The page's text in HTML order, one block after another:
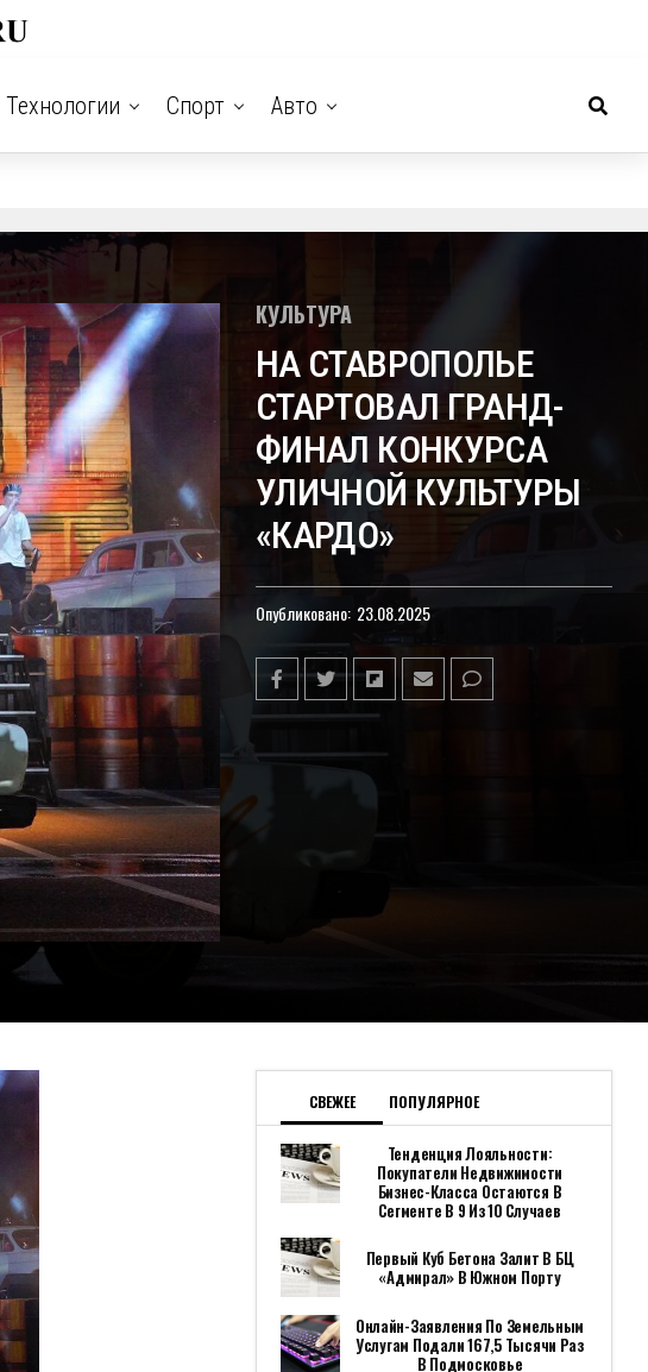
Технологии Спорт Авто
КУЛЬТУРА
НА СТАВРОПОЛЬЕ
СТАРТОВАЛ ГРАНД-
ФИНАЛ КОНКУРСА
УЛИЧНОЙ КУЛЬТУРЫ
«КАРДО»
Опубликовано: 23.08.2025
СВЕЖЕЕ ПОПУЛЯРНОЕ
Тенденция Лояльности:
Покупатели Недвижимости
Бизнес-Класса Остаются В
Сегменте В 9 Из 10 Случаев
Первый Куб Бетона Залит В БЦ
«Адмирал» В Южном Порту
Онлайн-Заявления По Земельным
Услугам Подали 167,5 Тысячи Раз
В Подмосковье